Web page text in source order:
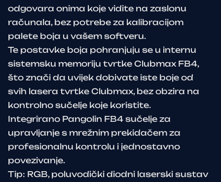
odgovara onima koje vidite na zaslonu
računala, bez potrebe za kalibracijom
palete boja u vašem softveru.
Te postavke boja pohranjuju se u internu
sistemsku memoriju tvrtke Clubmax FB4,
što znači da uvijek dobivate iste boje od
svih lasera tvrtke Clubmax, bez obzira na
kontrolno sučelje koje koristite.
Integrirano Pangolin FB4 sučelje za
upravljanje s mrežnim prekidačem za
profesionalnu kontrolu i jednostavno
povezivanje.
Tip: RGB, poluvodički diodni laserski sustav